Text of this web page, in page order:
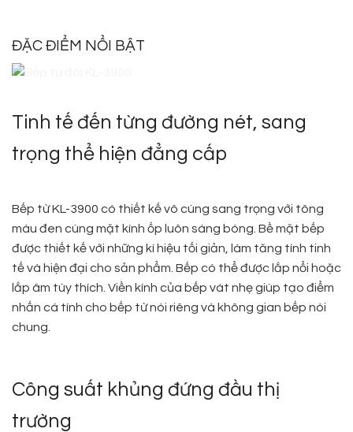
ĐẶC ĐIỂM NỔI BẬT
Tinh tế đến từng đường nét, sang
trọng thể hiện đẳng cấp
Bếp từ KL-3900 có thiết kế vô cùng sang trọng với tông
màu đen cùng mặt kính ốp luôn sáng bóng. Bề mặt bếp
được thiết kế với những kí hiệu tối giản, làm tăng tính tinh
tế và hiện đại cho sản phẩm. Bếp có thể được lắp nổi hoặc
lắp âm tùy thích. Viền kính của bếp vát nhẹ giúp tạo điểm
nhấn cá tính cho bếp từ nói riêng và không gian bếp nói
chung.
Công suất khủng đứng đầu thị
trường